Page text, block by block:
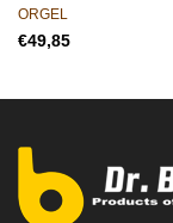
ORGEL
€